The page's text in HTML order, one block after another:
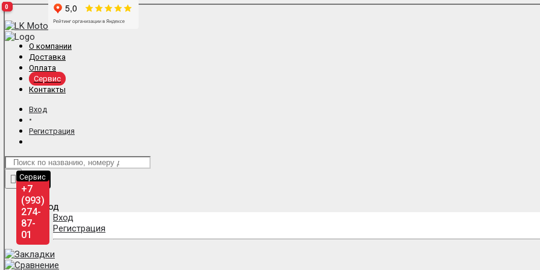
О компании
Доставка
Оплата
Сервис
Контакты
Вход
•
Регистрация
0
Отдел
продаж
+7
(993)
275-
87-
01
Сервис
+7
(993)
274-
87-
01
Вход
Регистрация
0
0